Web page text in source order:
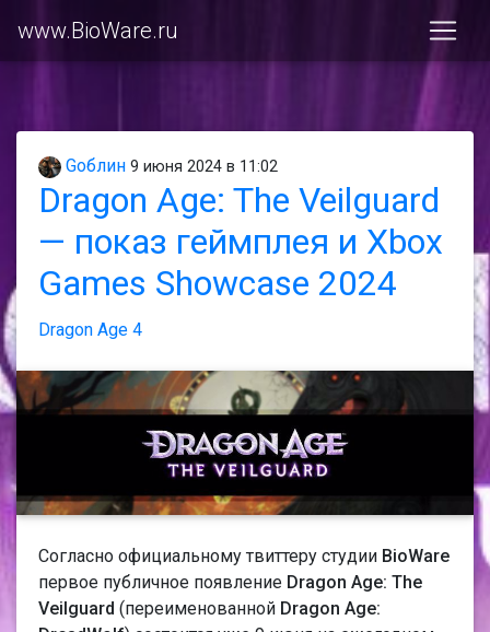
www.BioWare.ru
Gоблин 9 июня 2024 в 11:02
Dragon Age: The Veilguard
— показ геймплея и Xbox
Games Showcase 2024
Dragon Age 4
Согласно официальному твиттеру студии BioWare
первое публичное появление Dragon Age: The
Veilguard (переименованной Dragon Age: